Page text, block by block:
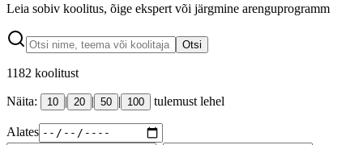
Leia sobiv koolitus, õige ekspert või järgmine arenguprogramm
Otsi
1182 koolitust
Näita: 10 | 20 | 50 | 100 tulemust lehel
Alates